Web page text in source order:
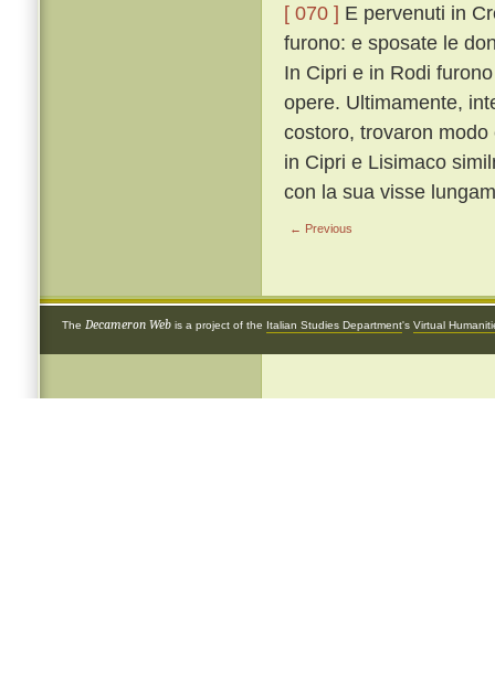
[ 070 ] E pervenuti in
furono: e sposate le
In Cipri e in Rodi
opere. Ultimamente,
costoro, trovaron
in Cipri e Lisimaco
con la sua visse
← Previous
The Decameron Web is a project of the Italian Studies Department's Virtual